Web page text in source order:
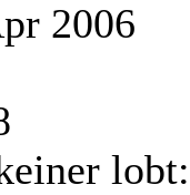
2006